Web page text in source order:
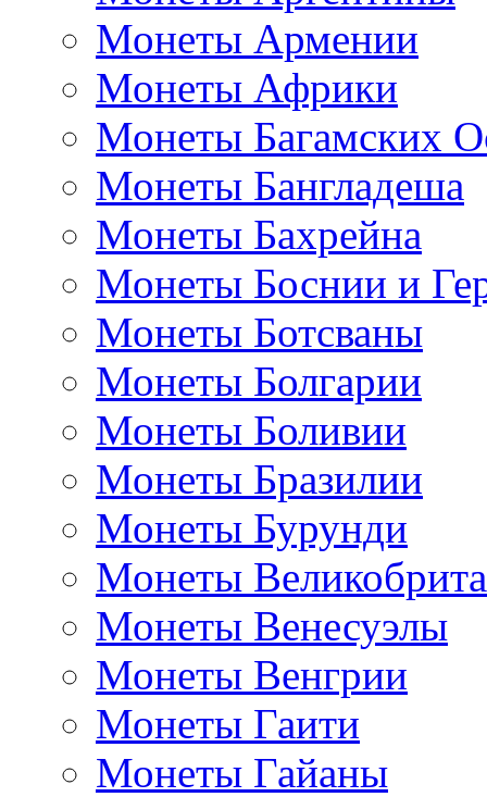
Монеты Армении
Монеты Африки
Монеты Багамских
Монеты Бангладеша
Монеты Бахрейна
Монеты Боснии и
Монеты Ботсваны
Монеты Болгарии
Монеты Боливии
Монеты Бразилии
Монеты Бурунди
Монеты
Монеты Венесуэлы
Монеты Венгрии
Монеты Гаити
Монеты Гайаны